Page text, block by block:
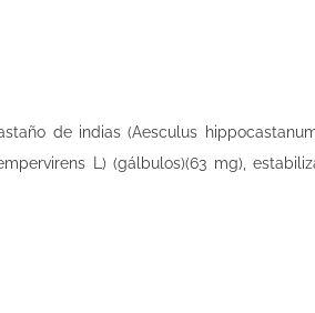
de indias (Aesculus
L) (gálbulos)(63 mg),